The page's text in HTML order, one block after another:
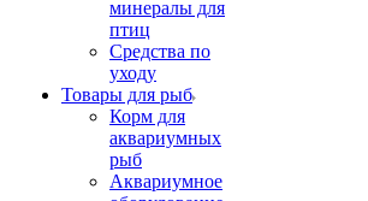
минералы для
птиц
Средства по
уходу
Товары для рыб
Корм для
аквариумных
рыб
Аквариумное